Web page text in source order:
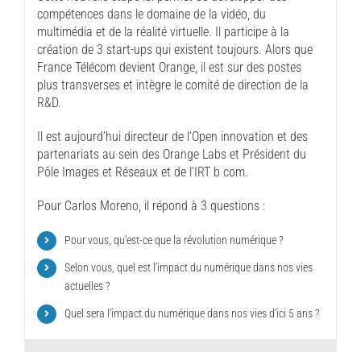
compétences dans le domaine de la vidéo, du
multimédia et de la réalité virtuelle. Il participe à la
création de 3 start-ups qui existent toujours. Alors que
France Télécom devient Orange, il est sur des postes
plus transverses et intègre le comité de direction de la
R&D.
Il est aujourd’hui directeur de l’Open innovation et des
partenariats au sein des Orange Labs et Président du
Pôle Images et Réseaux et de l’IRT b com.
Pour Carlos Moreno, il répond à 3 questions :
Pour vous, qu’est-ce que la révolution numérique ?
Selon vous, quel est l’impact du numérique dans nos vies
actuelles ?
Quel sera l’impact du numérique dans nos vies d’ici 5 ans ?